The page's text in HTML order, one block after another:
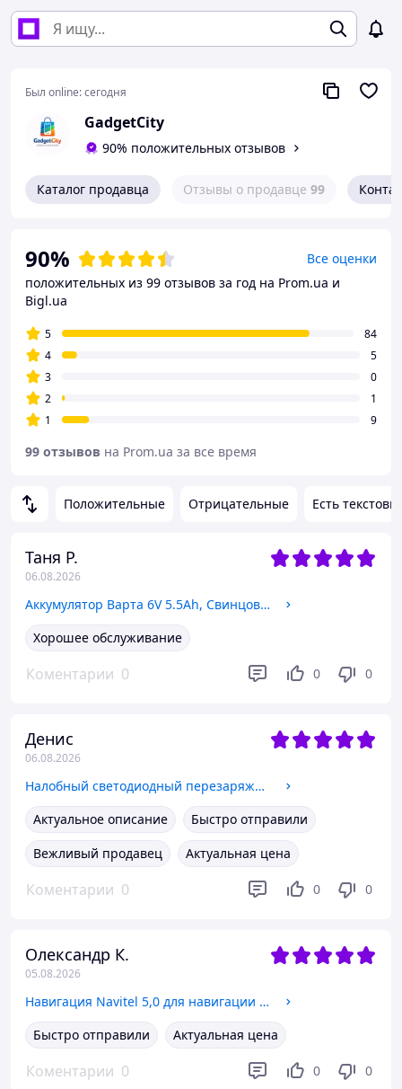
Был online:сегодня
GadgetCity
90% положительных отзывов
Каталог продавца Отзывы о продавце 99
Положительные Отрицательные Есть
Таня Р.
06.08.2026
Аккумулятор Варта 6V 5.5Ah, Свинцово-кислотная аккумуляторная батарея 6В 5.5Ач для детских электромобилей и сигнализации
Хорошее обслуживание
Коментарии 0 0 0
Денис
06.08.2026
Налобный светодиодный перезаряжательный фонарь для рыбалки и туризма, Мощный аккумуляторный компактный Led фонарь на голову
Актуальное описание
Быстро отправили
Вежливый продавец
Актуальная цена
Коментарии 0 0 0
Олександр К.
05.08.2026
Навигация Navitel 5,0 для навигации и предупреждений о камерах, Автопланшет для прокладки маршрутов
Быстро отправили
Актуальная цена
Коментарии 0 0 0
90%
Все оценки
положительных из 99 отзывов за год на Prom.ua и
Bigl.ua
5
84
4
5
3
0
2
1
1
9
99 отзывов на Prom.ua за все время